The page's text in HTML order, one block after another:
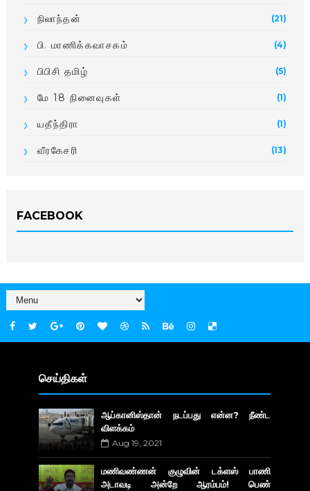
நிலாந்தன் (21)
பி. மாணிக்­க­வா­சகம் (4)
பிபிசி தமிழ் (5)
மே 18 நினைவுகள் (1)
யதீந்திரா (1)
வீரகேசரி (13)
FACEBOOK
செய்திகள்
ஆப்கானிஸ்தான் நடப்பது என்ன? நீண்ட
விளக்கம்
Aug 19, 2021
மணிவண்ணன் குழுவின் டக்ளஸ் பாணி
அடாவடி அன்றே ஆரம்பம்! பெண்